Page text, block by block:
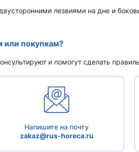
лезвиями на дне и
или покупкам?
и помогут сделать
Напишите на почту
zakaz@rus-horeca.ru